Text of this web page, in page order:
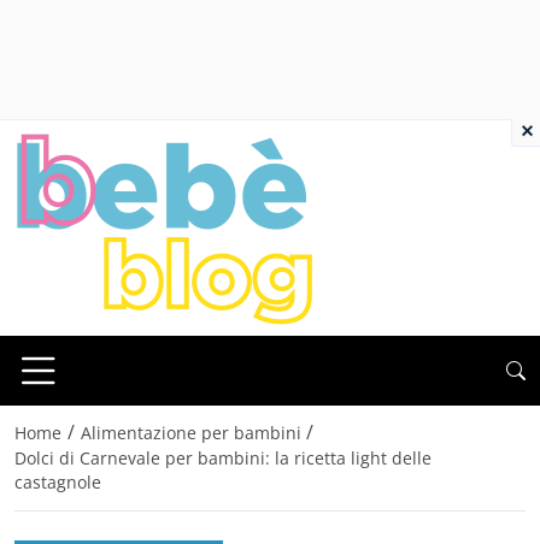
Home / Alimentazione per bambini /
Dolci di Carnevale per bambini: la ricetta light delle
castagnole
×